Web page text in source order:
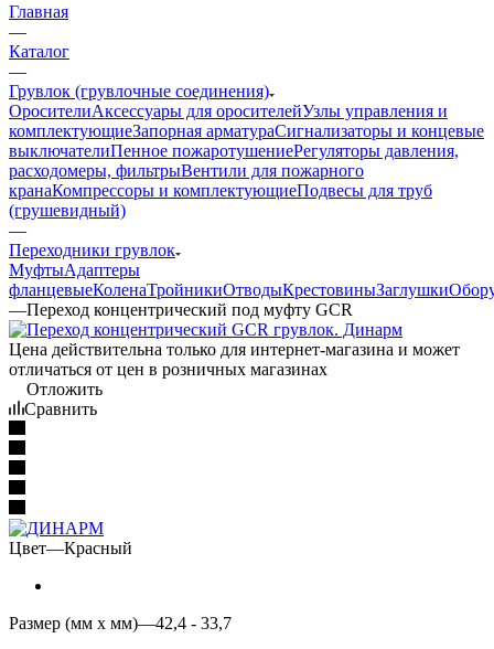
Главная
—
Каталог
—
Грувлок (грувлочные соединения)
ОросителиАксессуары для оросителейУзлы управления и
комплектующиеЗапорная арматураСигнализаторы и концевые
выключателиПенное пожаротушениеРегуляторы давления,
расходомеры, фильтрыВентили для пожарного
кранаКомпрессоры и комплектующиеПодвесы для труб
(грушевидный)
—
Переходники грувлок
МуфтыАдаптеры
фланцевыеКоленаТройникиОтводыКрестовиныЗаглушки
—Переход концентрический под муфту GCR
Цена действительна только для интернет-магазина и может
отличаться от цен в розничных магазинах
Отложить
Сравнить
Цвет—Красный
Размер (мм x мм)—42,4 - 33,7